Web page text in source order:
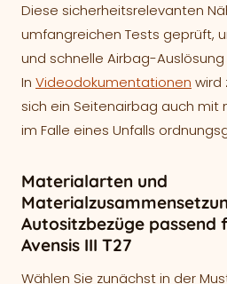
Diese sicherheitsrelevanten
umfangreichen Tests geprüft,
und schnelle Airbag-
In Videodokumentationen wird
sich ein Seitenairbag auch mit
im Falle eines Unfalls
Materialarten und
Autositzbezüge passend
Avensis III T27
Wählen Sie zunächst in der